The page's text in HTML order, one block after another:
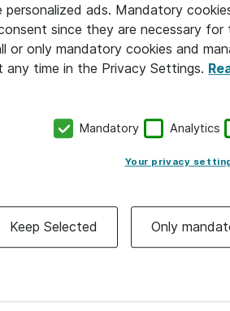
SKI’s dynamisk
I systemet bliver du
og
personalized ads. Mandatory
since they are necessary
or only mandatory cookies and
any time in the Privacy Settings.
Mandatory Analytics
Your privacy
Keep Selected Only